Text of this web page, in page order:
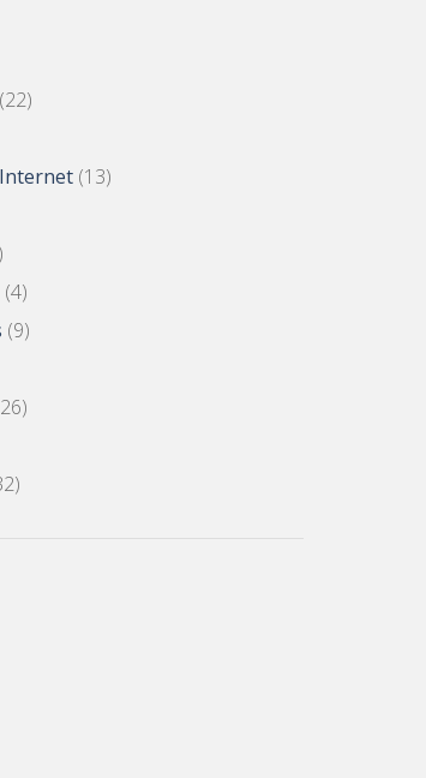
(22)
(13)
(4)
(9)